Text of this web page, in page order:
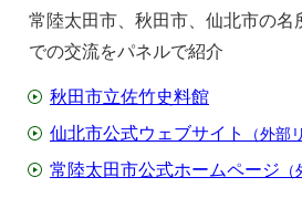
常陸太田市、秋田市、仙北市の名
での交流をパネルで紹介
秋田市立佐竹史料館
仙北市公式ウェブサイト
（外部
常陸太田市公式ホームページ